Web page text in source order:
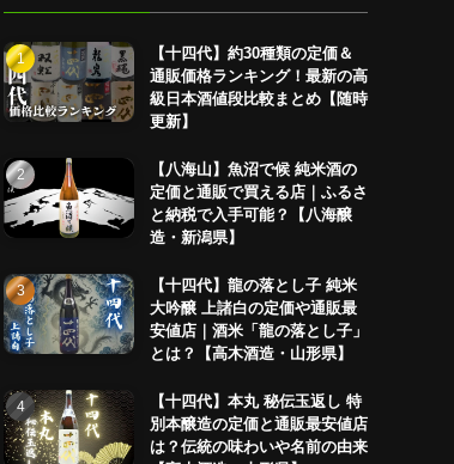
【十四代】約30種類の定価＆
通販価格ランキング！最新の高
級日本酒値段比較まとめ【随時
更新】
【八海山】魚沼で候 純米酒の
定価と通販で買える店｜ふるさ
と納税で入手可能？【八海醸
造・新潟県】
【十四代】龍の落とし子 純米
大吟醸 上諸白の定価や通販最
安値店｜酒米「龍の落とし子」
とは？【高木酒造・山形県】
【十四代】本丸 秘伝玉返し 特
別本醸造の定価と通販最安値店
は？伝統の味わいや名前の由来